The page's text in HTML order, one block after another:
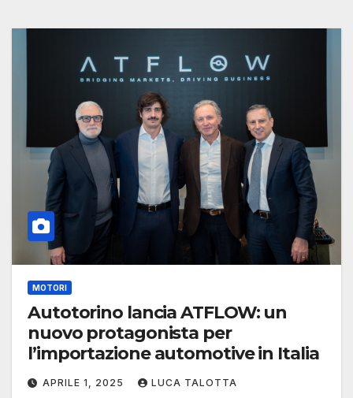
MOTORI
Autotorino lancia ATFLOW: un
nuovo protagonista per
l’importazione automotive in Italia
APRILE 1, 2025 LUCA TALOTTA